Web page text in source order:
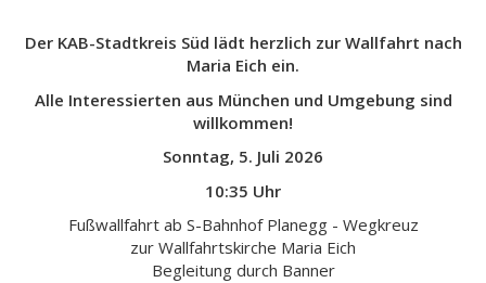
Der KAB-Stadtkreis Süd lädt herzlich zur Wallfahrt nach
Maria Eich ein.
Alle Interessierten aus München und Umgebung sind
willkommen!
Sonntag, 5. Juli 2026
10:35 Uhr
Fußwallfahrt ab S-Bahnhof Planegg - Wegkreuz
zur Wallfahrtskirche Maria Eich
Begleitung durch Banner